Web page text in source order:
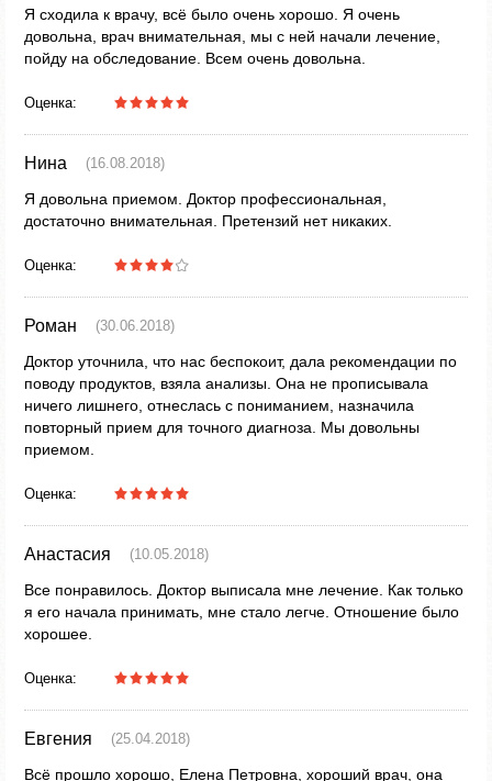
Я сходила к врачу, всё было очень хорошо. Я очень
довольна, врач внимательная, мы с ней начали лечение,
пойду на обследование. Всем очень довольна.
Оценка:
Нина (16.08.2018)
Я довольна приемом. Доктор профессиональная,
достаточно внимательная. Претензий нет никаких.
Оценка:
Роман (30.06.2018)
Доктор уточнила, что нас беспокоит, дала рекомендации по
поводу продуктов, взяла анализы. Она не прописывала
ничего лишнего, отнеслась с пониманием, назначила
повторный прием для точного диагноза. Мы довольны
приемом.
Оценка:
Анастасия (10.05.2018)
Все понравилось. Доктор выписала мне лечение. Как только
я его начала принимать, мне стало легче. Отношение было
хорошее.
Оценка:
Евгения (25.04.2018)
Всё прошло хорошо, Елена Петровна, хороший врач, она